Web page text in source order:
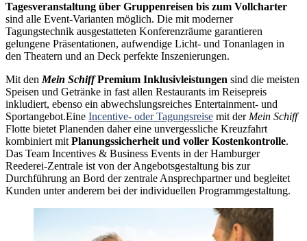
Tagesveranstaltung über Gruppenreisen bis zum Vollcharter
sind alle Event-Varianten möglich. Die mit moderner
Tagungstechnik ausgestatteten Konferenzräume garantieren
gelungene Präsentationen, aufwendige Licht- und Tonanlagen in
den Theatern und an Deck perfekte Inszenierungen.
Mit den Mein SchiffPremium Inklusivleistungen sind die meisten
Speisen und Getränke in fast allen Restaurants im Reisepreis
inkludiert, ebenso ein abwechslungsreiches Entertainment- und
Sportangebot.Eine Incentive- oder Tagungsreise mit der Mein Schiff
Flotte bietet Planenden daher eine unvergessliche Kreuzfahrt
kombiniert mit Planungssicherheit und voller Kostenkontrolle.
Das Team Incentives & Business Events in der Hamburger
Reederei-Zentrale ist von der Angebotsgestaltung bis zur
Durchführung an Bord der zentrale Ansprechpartner und begleitet
Kunden unter anderem bei der individuellen Programmgestaltung.